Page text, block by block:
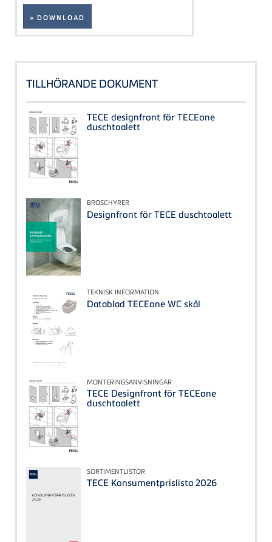
» DOWNLOAD
TILLHÖRANDE DOKUMENT
TECE designfront för TECEone
duschtoalett
BROSCHYRER
Designfront för TECE duschtoalett
TEKNISK INFORMATION
Datablad TECEone WC skål
MONTERINGSANVISNINGAR
TECE Designfront för TECEone
duschtoalett
SORTIMENTLISTOR
TECE Konsumentprislista 2026